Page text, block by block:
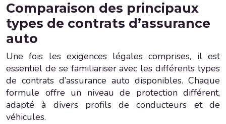
Comparaison des principaux
types de contrats d’assurance
auto
Une fois les exigences légales comprises, il est
essentiel de se familiariser avec les différents types
de contrats d’assurance auto disponibles. Chaque
formule offre un niveau de protection différent,
adapté à divers profils de conducteurs et de
véhicules.